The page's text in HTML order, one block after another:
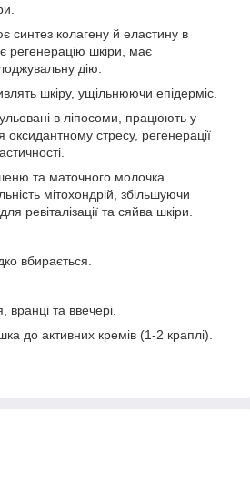
синтез колагену й еластину в
регенерацію шкіри, має
дію.
шкіру, ущільнюючи епідерміс.
в ліпосоми, працюють у
оксидантному стресу, регенерації
та маточного молочка
мітохондрій, збільшуючи
ревіталізації та сяйва шкіри.
вбирається.
та ввечері.
до активних кремів (1-2 краплі).